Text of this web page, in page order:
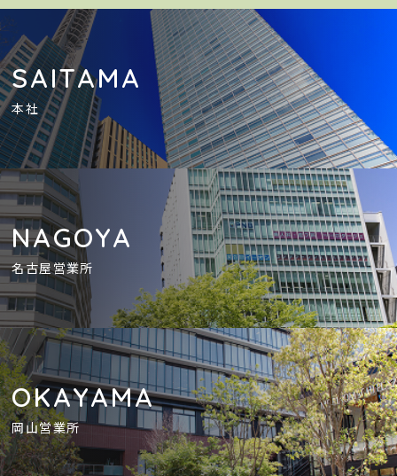
SAITAMA
本社
NAGOYA
名古屋営業所
OKAYAMA
岡山営業所